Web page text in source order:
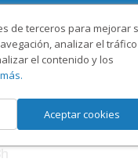
momento.
información de contacto en el
de terceros para mejorar
analizar el tráfico
el contenido y los
Aceptar cookies